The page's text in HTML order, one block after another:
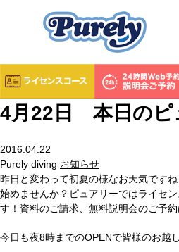
4月22日 本日のピ
2016.04.22
Purely diving お知らせ
昨日と変わって初夏の様なお天気です
始めませんか？ピュアリーではライセ
す！資料のご請求、無料説明会のご予約
今日も夜8時までのOPENで皆様のお越